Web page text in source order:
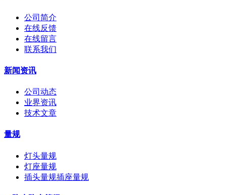
公司简介
在线反馈
在线留言
联系我们
新闻资讯
公司动态
业界资讯
技术文章
量规
灯头量规
灯座量规
插头量规插座量规